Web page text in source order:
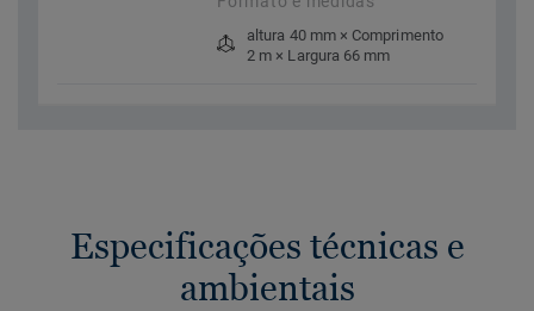
altura 40 mm × Comprimento
2 m × Largura 66 mm
Especificações técnicas e
ambientais